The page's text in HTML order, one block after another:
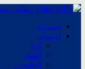
خــــانه
لرستان
ازنا
الشتر
الیگودرز